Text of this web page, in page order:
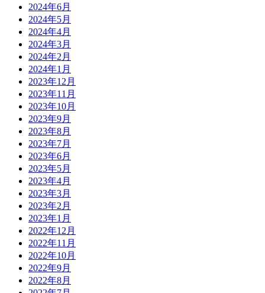
2024年6月
2024年5月
2024年4月
2024年3月
2024年2月
2024年1月
2023年12月
2023年11月
2023年10月
2023年9月
2023年8月
2023年7月
2023年6月
2023年5月
2023年4月
2023年3月
2023年2月
2023年1月
2022年12月
2022年11月
2022年10月
2022年9月
2022年8月